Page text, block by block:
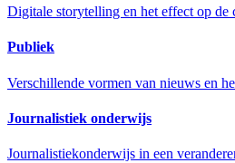
Digitale storytelling en het effect op de
Publiek
Verschillende vormen van nieuws en
Journalistiek onderwijs
Journalistiekonderwijs in een